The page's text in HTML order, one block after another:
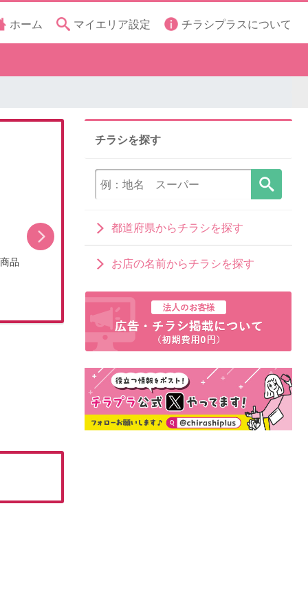
ホーム マイエリア設定 チラシプラスについて
品 今月のお買い得品(WEBチラシ)
チラシを探す
都道府県からチラシを探す
お店の名前からチラシを探す